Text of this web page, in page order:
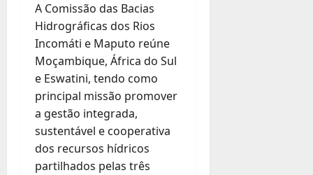
A Comissão das Bacias
Hidrográficas dos Rios
Incomáti e Maputo reúne
Moçambique, África do Sul
e Eswatini, tendo como
principal missão promover
a gestão integrada,
sustentável e cooperativa
dos recursos hídricos
partilhados pelas três